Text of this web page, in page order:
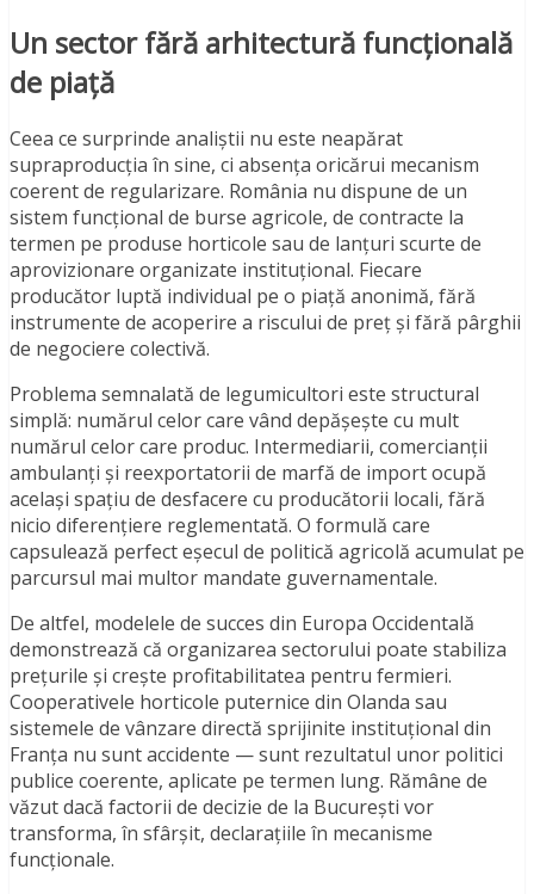
Un sector fără arhitectură funcțională
de piață
Ceea ce surprinde analiștii nu este neapărat
supraproducția în sine, ci absența oricărui mecanism
coerent de regularizare. România nu dispune de un
sistem funcțional de burse agricole, de contracte la
termen pe produse horticole sau de lanțuri scurte de
aprovizionare organizate instituțional. Fiecare
producător luptă individual pe o piață anonimă, fără
instrumente de acoperire a riscului de preț și fără pârghii
de negociere colectivă.
Problema semnalată de legumicultori este structural
simplă: numărul celor care vând depășește cu mult
numărul celor care produc. Intermediarii, comercianții
ambulanți și reexportatorii de marfă de import ocupă
același spațiu de desfacere cu producătorii locali, fără
nicio diferențiere reglementată. O formulă care
capsulează perfect eșecul de politică agricolă acumulat pe
parcursul mai multor mandate guvernamentale.
De altfel, modelele de succes din Europa Occidentală
demonstrează că organizarea sectorului poate stabiliza
prețurile și crește profitabilitatea pentru fermieri.
Cooperativele horticole puternice din Olanda sau
sistemele de vânzare directă sprijinite instituțional din
Franța nu sunt accidente — sunt rezultatul unor politici
publice coerente, aplicate pe termen lung. Rămâne de
văzut dacă factorii de decizie de la București vor
transforma, în sfârșit, declarațiile în mecanisme
funcționale.